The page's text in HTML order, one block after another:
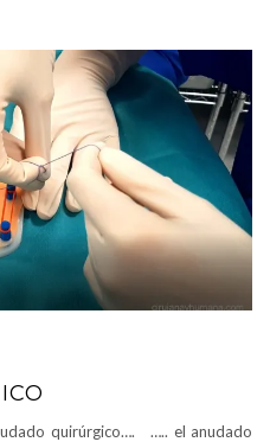
quirúrgico…. ….. el anudado